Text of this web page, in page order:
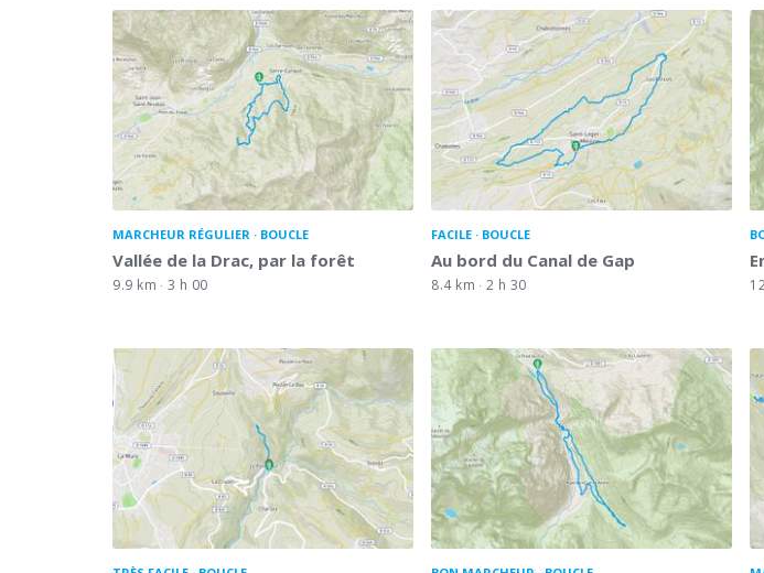
MARCHEUR RÉGULIER BOUCLE
Vallée de la Drac, par la forêt
9.9 km 3 h 00
FACILE BOUCLE
Au bord du Canal de Gap
8.4 km 2 h 30